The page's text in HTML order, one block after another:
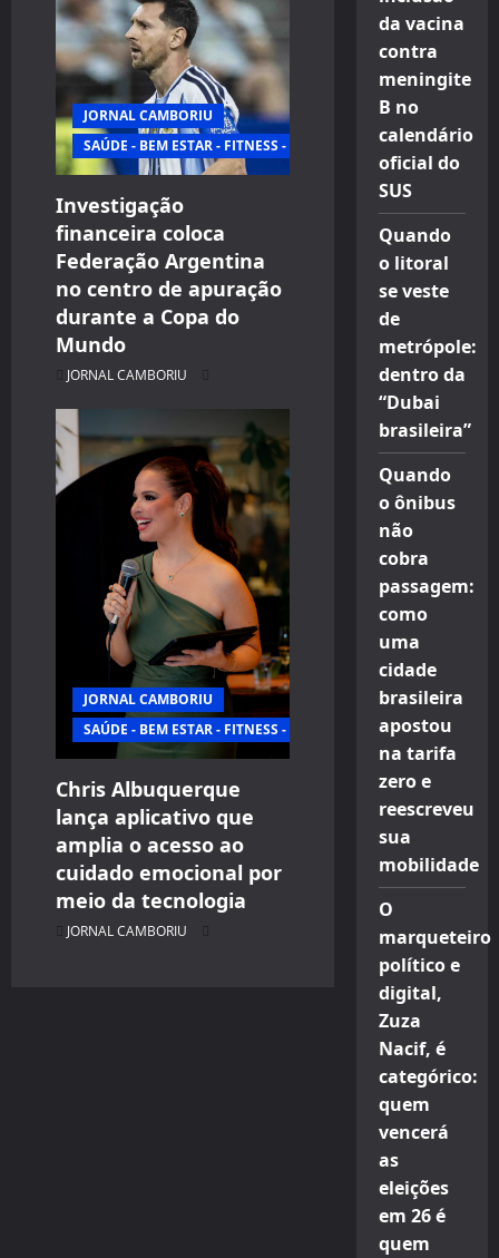
JORNAL CAMBORIU
SAÚDE - BEM ESTAR - FITNESS - ESPORTE
Investigação
financeira coloca
Federação Argentina
no centro de apuração
durante a Copa do
Mundo
JORNAL CAMBORIU
JORNAL CAMBORIU
SAÚDE - BEM ESTAR - FITNESS - ESPORTE
Chris Albuquerque
lança aplicativo que
amplia o acesso ao
cuidado emocional por
meio da tecnologia
JORNAL CAMBORIU
da vacina
contra
meningite
B no
calendário
oficial do
SUS
Quando
o litoral
se veste
de
metrópole:
dentro da
“Dubai
brasileira”
Quando
o ônibus
não
cobra
passagem:
como
uma
cidade
brasileira
apostou
na tarifa
zero e
reescreveu
sua
mobilidade
O
marqueteiro
político e
digital,
Zuza
Nacif, é
categórico:
quem
vencerá
as
eleições
em 26 é
quem